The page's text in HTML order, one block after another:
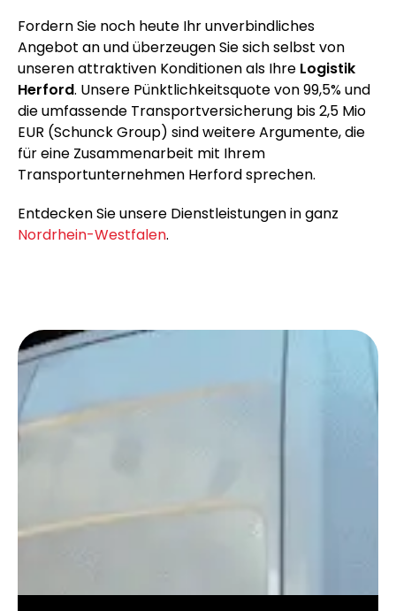
Fordern Sie noch heute Ihr unverbindliches
Angebot an und überzeugen Sie sich selbst von
unseren attraktiven Konditionen als Ihre Logistik
Herford. Unsere Pünktlichkeitsquote von 99,5% und
die umfassende Transportversicherung bis 2,5 Mio
EUR (Schunck Group) sind weitere Argumente, die
für eine Zusammenarbeit mit Ihrem
Transportunternehmen Herford sprechen.
Entdecken Sie unsere Dienstleistungen in ganz
Nordrhein-Westfalen.